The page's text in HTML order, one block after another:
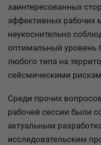
заинтересованных
эффективных рабочих
неукоснительно
оптимальный уровень
любого типа на
сейсмическими
Среди прочих
рабочей сессии были
актуальным
исследовательским